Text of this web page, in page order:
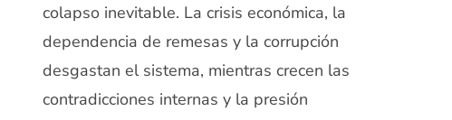
colapso inevitable. La crisis económica, la
dependencia de remesas y la corrupción
desgastan el sistema, mientras crecen las
contradicciones internas y la presión